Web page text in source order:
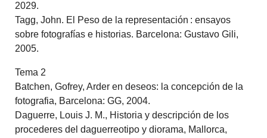
2029.
Tagg, John. El Peso de la representación : ensayos
sobre fotografías e historias. Barcelona: Gustavo Gili,
2005.
Tema 2
Batchen, Gofrey, Arder en deseos: la concepción de la
fotografia, Barcelona: GG, 2004.
Daguerre, Louis J. M., Historia y descripción de los
procederes del daguerreotipo y diorama, Mallorca,